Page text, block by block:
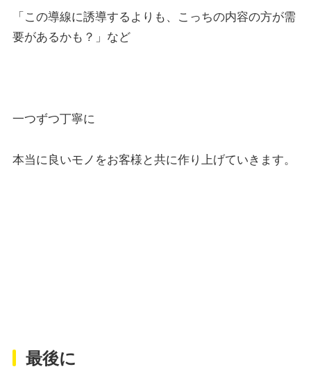
「この導線に誘導するよりも、こっちの内容の方が需
要があるかも？」など
一つずつ丁寧に
本当に良いモノをお客様と共に作り上げていきます。
最後に